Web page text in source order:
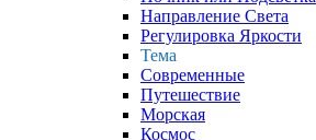
Направление Света
Регулировка Яркости
Тема
Современные
Путешествие
Морская
Космос